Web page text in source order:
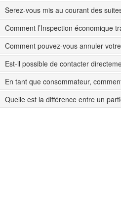
Serez-vous mis au courant des
Comment l’Inspection économique
Comment pouvez-vous annuler
Est-il possible de contacter
En tant que consommateur,
Quelle est la différence entre un